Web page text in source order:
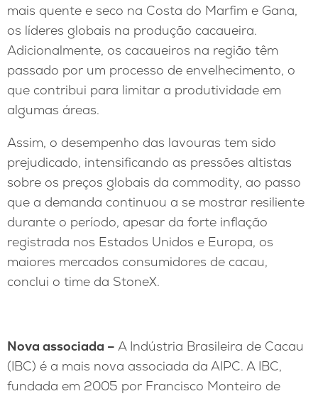
mais quente e seco na Costa do Marfim e Gana,
os líderes globais na produção cacaueira.
Adicionalmente, os cacaueiros na região têm
passado por um processo de envelhecimento, o
que contribui para limitar a produtividade em
algumas áreas.
Assim, o desempenho das lavouras tem sido
prejudicado, intensificando as pressões altistas
sobre os preços globais da commodity, ao passo
que a demanda continuou a se mostrar resiliente
durante o período, apesar da forte inflação
registrada nos Estados Unidos e Europa, os
maiores mercados consumidores de cacau,
conclui o time da StoneX.
Nova associada – A Indústria Brasileira de Cacau
(IBC) é a mais nova associada da AIPC. A IBC,
fundada em 2005 por Francisco Monteiro de